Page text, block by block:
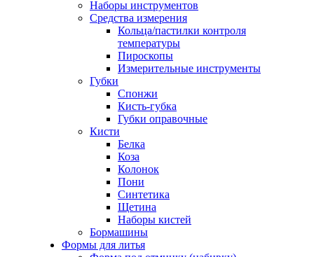
Наборы инструментов
Средства измерения
Кольца/пастилки контроля
температуры
Пироскопы
Измерительные инструменты
Губки
Спонжи
Кисть-губка
Губки оправочные
Кисти
Белка
Коза
Колонок
Пони
Синтетика
Щетина
Наборы кистей
Бормашины
Формы для литья